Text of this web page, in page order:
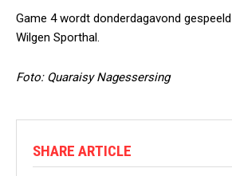
Game 4 wordt donderdagavond
Wilgen Sporthal.
Foto: Quaraisy Nagessersing
SHARE ARTICLE